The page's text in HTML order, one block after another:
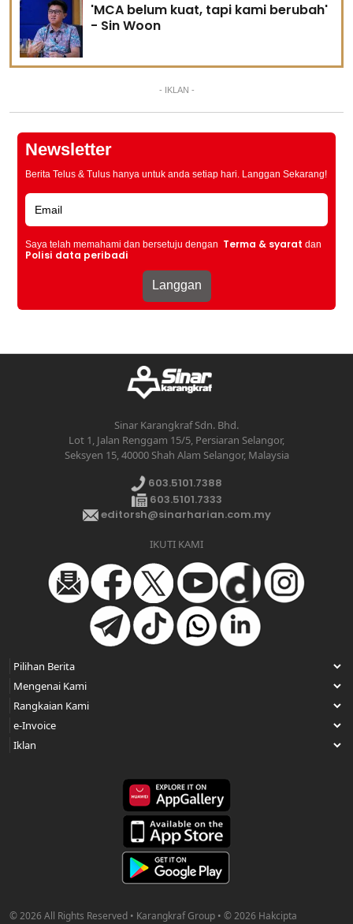
'MCA belum kuat, tapi kami berubah'
- Sin Woon
- IKLAN -
Newsletter
Berita Telus & Tulus hanya untuk anda setiap hari. Langgan Sekarang!
Saya telah memahami dan bersetuju dengan Terma & syarat dan
Polisi data peribadi
Sinar Karangkraf Sdn. Bhd.
Lot 1, Jalan Renggam 15/5, Persiaran Selangor,
Seksyen 15, 40000 Shah Alam Selangor, Malaysia
603.5101.7388
603.5101.7333
editorsh@sinarharian.com.my
IKUTI KAMI
© 2026 All Rights Reserved • Karangkraf Group • © 2026 Hakcipta